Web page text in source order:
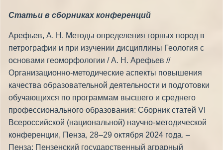
Статьи в сборниках конференций
Арефьев, А. Н. Методы определения горных пород в
петрографии и при изучении дисциплины Геология с
основами геоморфологии / А. Н. Арефьев //
Организационно-методические аспекты повышения
качества образовательной деятельности и подготовки
обучающихся по программам высшего и среднего
профессионального образования: Сборник статей VI
Всероссийской (национальной) научно-методической
конференции, Пенза, 28–29 октября 2024 года. –
Пенза: Пензенский государственный аграрный